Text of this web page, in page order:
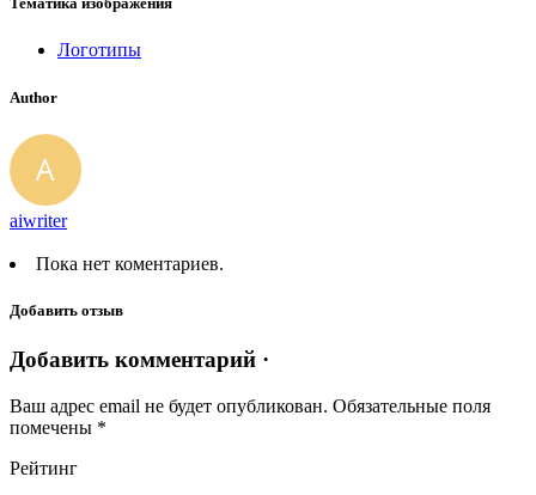
Логотипы
Author
aiwriter
Пока нет коментариев.
Добавить отзыв
Добавить комментарий ·
Ваш адрес email не будет опубликован. Обязательные поля
помечены *
Рейтинг